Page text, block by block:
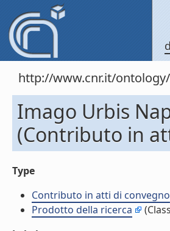
http://www.cnr.it/
Imago Urbis
(Contributo in
Type
Contributo in atti di convegno
Prodotto della ricerca